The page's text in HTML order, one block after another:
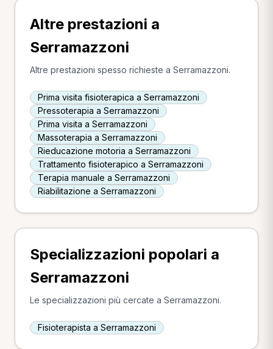
Altre prestazioni a
Serramazzoni
Altre prestazioni spesso richieste a Serramazzoni.
Prima visita fisioterapica a Serramazzoni
Pressoterapia a Serramazzoni
Prima visita a Serramazzoni
Massoterapia a Serramazzoni
Rieducazione motoria a Serramazzoni
Trattamento fisioterapico a Serramazzoni
Terapia manuale a Serramazzoni
Riabilitazione a Serramazzoni
Specializzazioni popolari a
Serramazzoni
Le specializzazioni più cercate a Serramazzoni.
Fisioterapista a Serramazzoni